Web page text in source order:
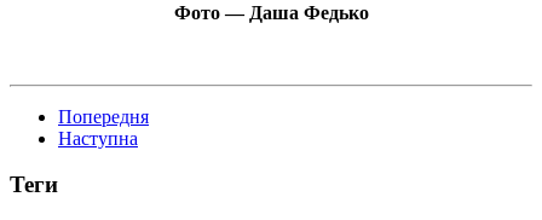
Фото — Даша Федько
Попередня
Наступна
Теги